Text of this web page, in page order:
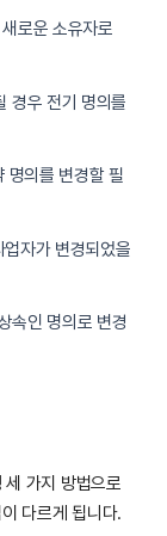
로운 소유자로
경우 전기 명의를
명의를 변경할 필
자가 변경되었을
속인 명의로 변경
세 가지 방법으로
다르게 됩니다.